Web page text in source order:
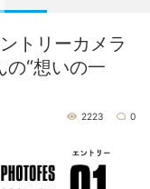
トリーカメラ
“想いの一
2223 0